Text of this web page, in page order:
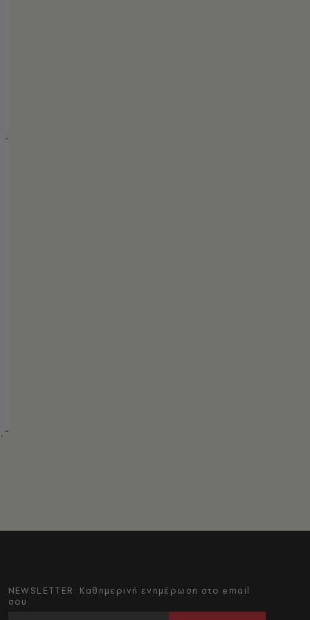
NEWSLETTER: Καθημερινή ενημέρωση στο email
σου